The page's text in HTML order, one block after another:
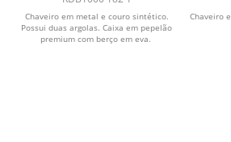
Chaveiro em metal e couro sintético.
Possui duas argolas. Caixa em pepelão
premium com berço em eva.
Chaveiro